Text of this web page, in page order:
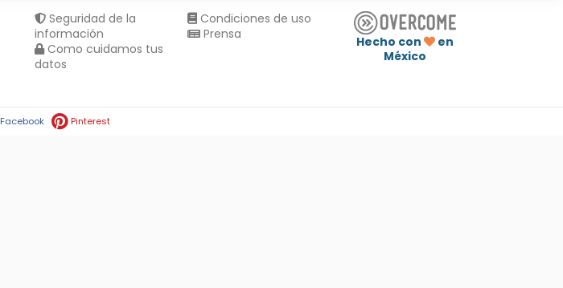
Seguridad de la
información
Como cuidamos tus
datos
Condiciones de uso
Prensa
Hecho con
en
México
Facebook Pinterest